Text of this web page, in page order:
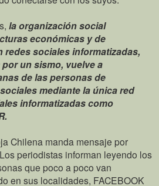
la organización social
económicas y de
sociales informatizadas,
un sismo, vuelve a
de las personas de
mediante la única red
informatizadas como
Chilena manda mensaje por
periodistas informan leyendo los
que poco a poco van
en sus localidades, FACEBOOK